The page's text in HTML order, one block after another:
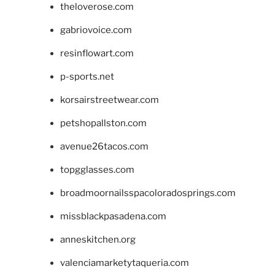
theloverose.com
gabriovoice.com
resinflowart.com
p-sports.net
korsairstreetwear.com
petshopallston.com
avenue26tacos.com
topgglasses.com
broadmoornailsspacoloradosprings.com
missblackpasadena.com
anneskitchen.org
valenciamarketytaqueria.com